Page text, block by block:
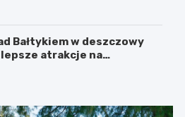
Bałtykiem w deszczowy
atrakcje na